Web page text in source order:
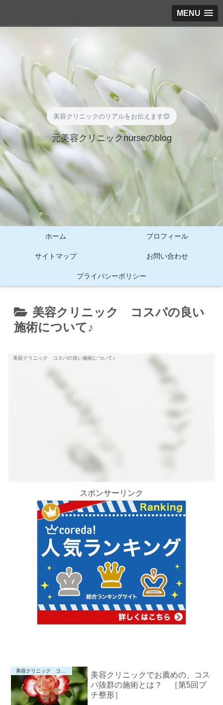
MENU
美容クリニックのリアルをお伝えます😊
元美容クリニックnurseのblog
ホーム プロフィール
サイトマップ お問い合わせ
プライバシーポリシー
美容クリニック コスパの良い
施術について♪
美容クリニック コスパの良い施術について♪
スポンサーリンク
美容クリニックでお薦めの、コス
パ抜群の施術とは？ ［第5回プ
チ整形］